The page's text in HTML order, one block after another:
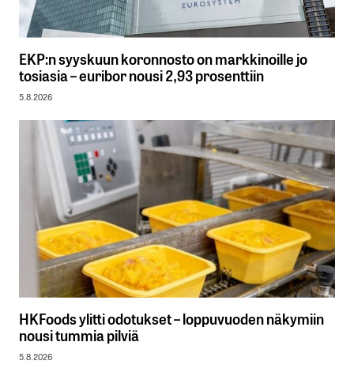
EKP:n syyskuun koronnosto on markkinoille jo
tosiasia – euribor nousi 2,93 prosenttiin
5.8.2026
HKFoods ylitti odotukset – loppuvuoden näkymiin
nousi tummia pilviä
5.8.2026